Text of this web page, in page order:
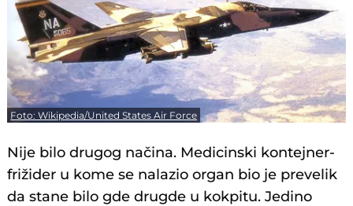
Foto: Wikipedia/United States Air Force
Nije bilo drugog načina. Medicinski kontejner-
frižider u kome se nalazio organ bio je prevelik
da stane bilo gde drugde u kokpitu. Jedino